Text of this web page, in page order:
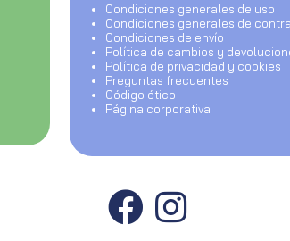
Condiciones generales de uso
Condiciones generales de
Condiciones de envío
Política de cambios y
Política de privacidad y cookies
Preguntas frecuentes
Código ético
Página corporativa